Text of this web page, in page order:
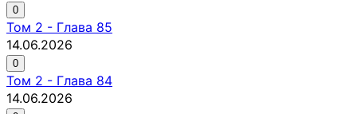
0
Том 2 - Глава 85
14.06.2026
0
Том 2 - Глава 84
14.06.2026